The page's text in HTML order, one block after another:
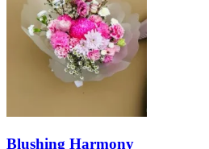
Blushing Harmony